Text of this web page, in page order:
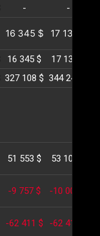
-
-
16 345 $ 17 131 $
16 345 $ 17 131 $
327 108 $ 344 240 $
51 553 $ 53 100 $
-9 757 $ -10 006 $
-62 411 $ -62 411 $